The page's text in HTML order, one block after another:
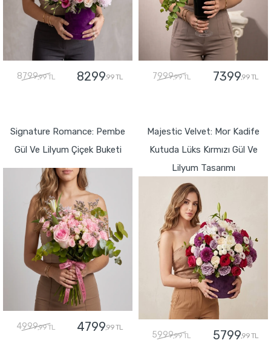
8799,99 TL 8299,99 TL 7999,99 TL 7399,99 TL
Signature Romance: Pembe
Gül Ve Lilyum Çiçek Buketi
4999,99 TL 4799,99 TL
Majestic Velvet: Mor Kadife
Kutuda Lüks Kırmızı Gül Ve
Lilyum Tasarımı
5999,99 TL 5799,99 TL